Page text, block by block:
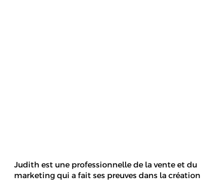
Judith est une professionnelle de la vente et du
marketing qui a fait ses preuves dans la création